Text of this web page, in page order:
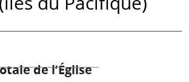
de l’Église